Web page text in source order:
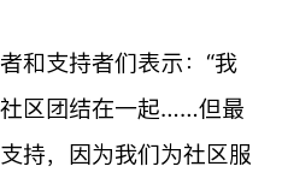
和支持者们表示：“我
区团结在一起……但最
持，因为我们为社区服